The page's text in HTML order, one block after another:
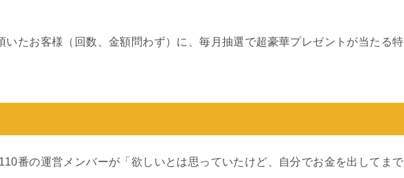
いたお客様（回数、金額問わず）に、毎月抽選で超豪華プレゼントが当たる特
番の運営メンバーが「欲しいとは思っていたけど、自分でお金を出してまで